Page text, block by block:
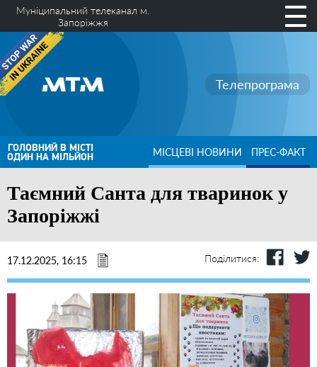
Муніципальний телеканал м.
Запоріжжя
Телепрограма
ГОЛОВНИЙ В МІСТІ
ОДИН НА МІЛЬЙОН МІСЦЕВІ НОВИНИ ПРЕС-ФАКТ
Таємний Санта для тваринок у
Запоріжжі
17.12.2025, 16:15 Поділитися: